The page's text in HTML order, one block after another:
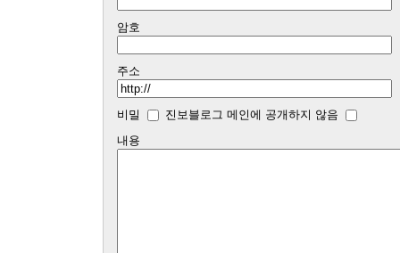
암호
주소
비밀
진보블로그 메인에 공개하지 않음
내용